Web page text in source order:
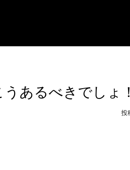
あるべきでしょ！